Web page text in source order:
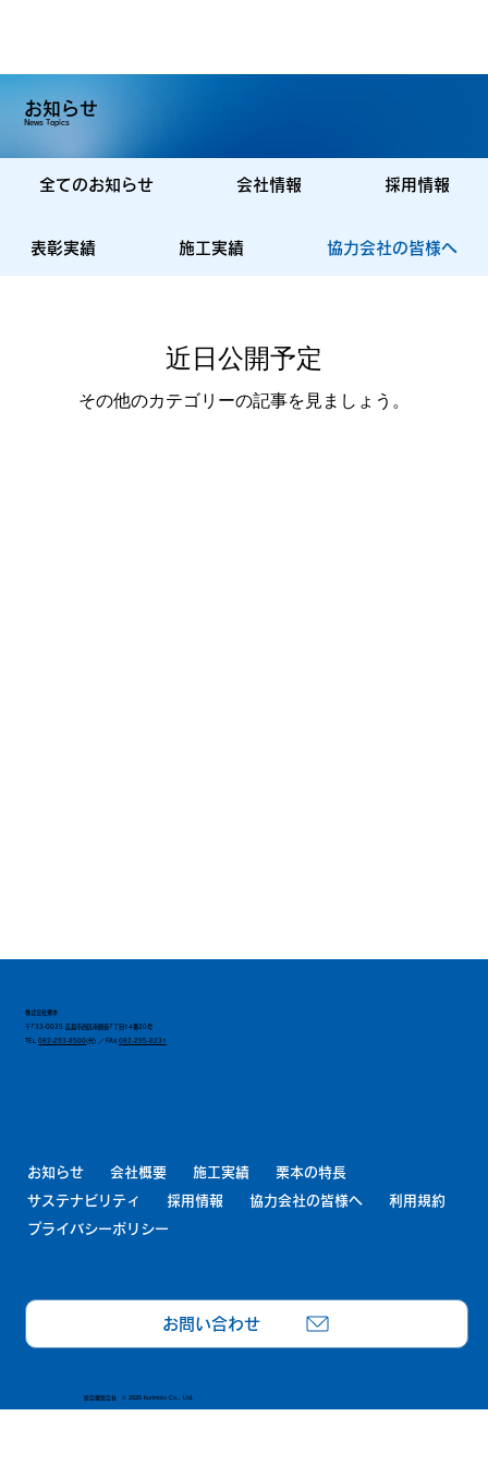
News Topics
お知らせ
全てのお知らせ 会社情報 採用情報
表彰実績 施工実績 協力会社の皆様へ
近日公開予定
その他のカテゴリーの記事を見ましょう。
総合建設会社 © 2025 Kurimoto Co., Ltd.
お知らせ 会社概要 施工実績
栗本の特長
サステナビリティ
採用情報 協力会社の皆様へ
利用規約
プライバシーポリシー
株式会社栗本
TEL082-293-8500(代) ／ FAX082-295-8231
〒733-0035 広島市西区南観音7丁目14番20号
お問い合わせ